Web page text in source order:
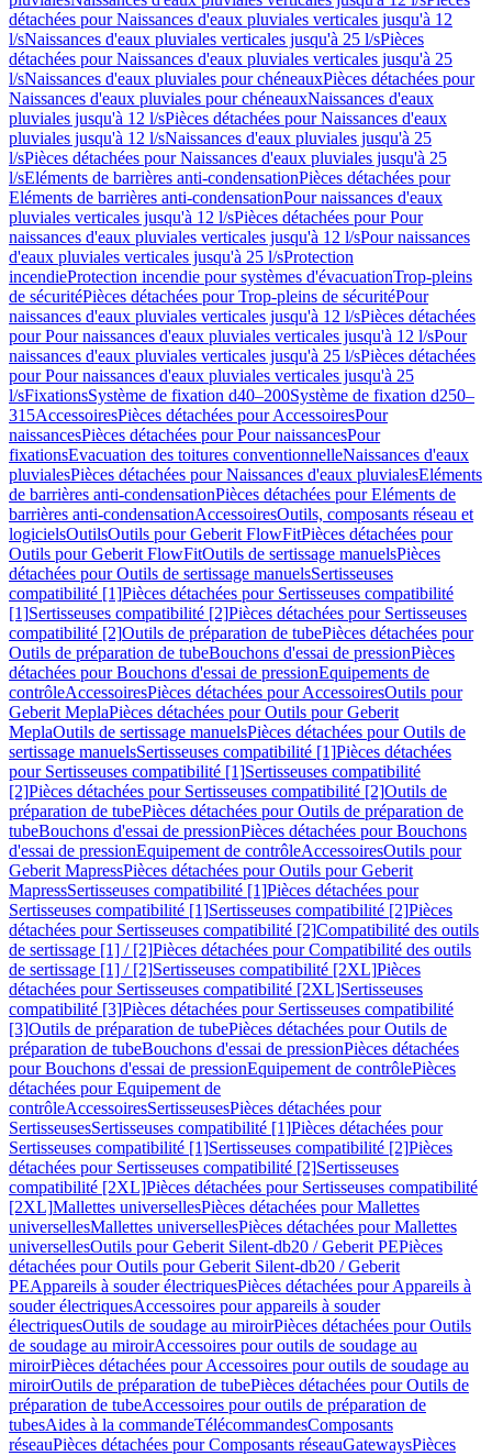
détachées pour Naissances d'eaux pluviales verticales jusqu'à 12
l/sNaissances d'eaux pluviales verticales jusqu'à 25 l/sPièces
détachées pour Naissances d'eaux pluviales verticales jusqu'à 25
l/sNaissances d'eaux pluviales pour chéneauxPièces détachées pour
Naissances d'eaux pluviales pour chéneauxNaissances d'eaux
pluviales jusqu'à 12 l/sPièces détachées pour Naissances d'eaux
pluviales jusqu'à 12 l/sNaissances d'eaux pluviales jusqu'à 25
l/sPièces détachées pour Naissances d'eaux pluviales jusqu'à 25
l/sEléments de barrières anti-condensationPièces détachées pour
Eléments de barrières anti-condensationPour naissances d'eaux
pluviales verticales jusqu'à 12 l/sPièces détachées pour Pour
naissances d'eaux pluviales verticales jusqu'à 12 l/sPour naissances
d'eaux pluviales verticales jusqu'à 25 l/sProtection
incendieProtection incendie pour systèmes d'évacuationTrop-pleins
de sécuritéPièces détachées pour Trop-pleins de sécuritéPour
naissances d'eaux pluviales verticales jusqu'à 12 l/sPièces détachées
pour Pour naissances d'eaux pluviales verticales jusqu'à 12 l/sPour
naissances d'eaux pluviales verticales jusqu'à 25 l/sPièces détachées
pour Pour naissances d'eaux pluviales verticales jusqu'à 25
l/sFixationsSystème de fixation d40–200Système de fixation d250–
315AccessoiresPièces détachées pour AccessoiresPour
naissancesPièces détachées pour Pour naissancesPour
fixationsEvacuation des toitures conventionnelleNaissances d'eaux
pluvialesPièces détachées pour Naissances d'eaux pluvialesEléments
de barrières anti-condensationPièces détachées pour Eléments de
barrières anti-condensationAccessoiresOutils, composants réseau et
logicielsOutilsOutils pour Geberit FlowFitPièces détachées pour
Outils pour Geberit FlowFitOutils de sertissage manuelsPièces
détachées pour Outils de sertissage manuelsSertisseuses
compatibilité [1]Pièces détachées pour Sertisseuses compatibilité
[1]Sertisseuses compatibilité [2]Pièces détachées pour Sertisseuses
compatibilité [2]Outils de préparation de tubePièces détachées pour
Outils de préparation de tubeBouchons d'essai de pressionPièces
détachées pour Bouchons d'essai de pressionEquipements de
contrôleAccessoiresPièces détachées pour AccessoiresOutils pour
Geberit MeplaPièces détachées pour Outils pour Geberit
MeplaOutils de sertissage manuelsPièces détachées pour Outils de
sertissage manuelsSertisseuses compatibilité [1]Pièces détachées
pour Sertisseuses compatibilité [1]Sertisseuses compatibilité
[2]Pièces détachées pour Sertisseuses compatibilité [2]Outils de
préparation de tubePièces détachées pour Outils de préparation de
tubeBouchons d'essai de pressionPièces détachées pour Bouchons
d'essai de pressionEquipement de contrôleAccessoiresOutils pour
Geberit MapressPièces détachées pour Outils pour Geberit
MapressSertisseuses compatibilité [1]Pièces détachées pour
Sertisseuses compatibilité [1]Sertisseuses compatibilité [2]Pièces
détachées pour Sertisseuses compatibilité [2]Compatibilité des outils
de sertissage [1] / [2]Pièces détachées pour Compatibilité des outils
de sertissage [1] / [2]Sertisseuses compatibilité [2XL]Pièces
détachées pour Sertisseuses compatibilité [2XL]Sertisseuses
compatibilité [3]Pièces détachées pour Sertisseuses compatibilité
[3]Outils de préparation de tubePièces détachées pour Outils de
préparation de tubeBouchons d'essai de pressionPièces détachées
pour Bouchons d'essai de pressionEquipement de contrôlePièces
détachées pour Equipement de
contrôleAccessoiresSertisseusesPièces détachées pour
SertisseusesSertisseuses compatibilité [1]Pièces détachées pour
Sertisseuses compatibilité [1]Sertisseuses compatibilité [2]Pièces
détachées pour Sertisseuses compatibilité [2]Sertisseuses
compatibilité [2XL]Pièces détachées pour Sertisseuses compatibilité
[2XL]Mallettes universellesPièces détachées pour Mallettes
universellesMallettes universellesPièces détachées pour Mallettes
universellesOutils pour Geberit Silent-db20 / Geberit PEPièces
détachées pour Outils pour Geberit Silent-db20 / Geberit
PEAppareils à souder électriquesPièces détachées pour Appareils à
souder électriquesAccessoires pour appareils à souder
électriquesOutils de soudage au miroirPièces détachées pour Outils
de soudage au miroirAccessoires pour outils de soudage au
miroirPièces détachées pour Accessoires pour outils de soudage au
miroirOutils de préparation de tubePièces détachées pour Outils de
préparation de tubeAccessoires pour outils de préparation de
tubesAides à la commandeTélécommandesComposants
réseauPièces détachées pour Composants réseauGatewaysPièces